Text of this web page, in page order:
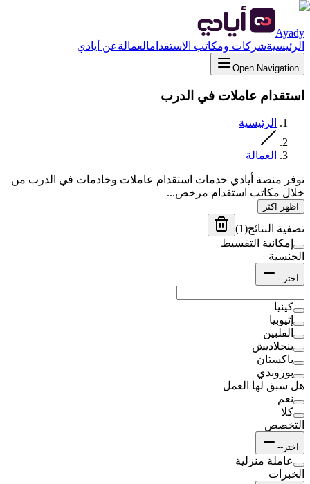
Ayady
الرئيسيةشركات ومكاتب الاستقدامالعمالةعن أيادي
Open Navigation
استقدام عاملات في الدرب
الرئيسية
العمالة
توفر منصة أيادي خدمات استقدام عاملات وخادمات في الدرب من
خلال مكاتب استقدام مرخص...
اظهر اكثر
تصفية النتائج(
1
)
إمكانية التقسيط
الجنسية
اختر--
كينيا
إثيوبيا
الفلبين
بنجلاديش
باكستان
بوروندي
هل سبق لها العمل
نعم
كلا
التخصص
اختر--
عاملة منزلية
الخبرات